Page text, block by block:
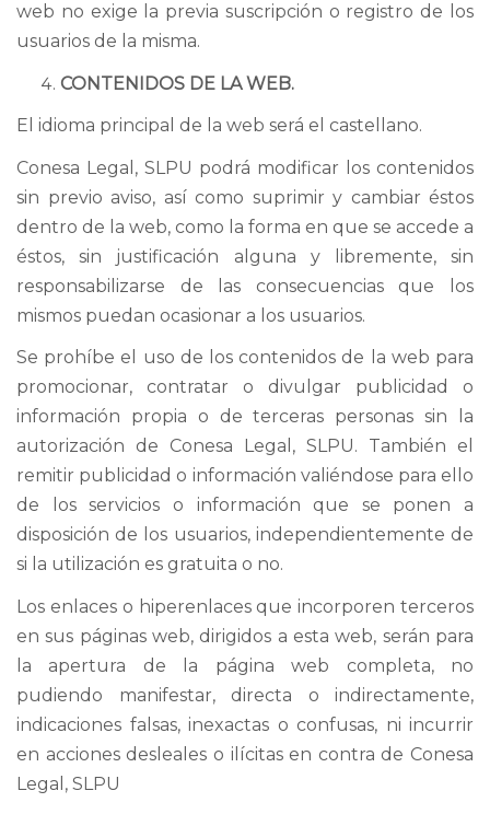
web no exige la previa suscripción o registro de los
usuarios de la misma.
CONTENIDOS DE LA WEB.
El idioma principal de la web será el castellano.
Conesa Legal, SLPU podrá modificar los contenidos
sin previo aviso, así como suprimir y cambiar éstos
dentro de la web, como la forma en que se accede a
éstos, sin justificación alguna y libremente, sin
responsabilizarse de las consecuencias que los
mismos puedan ocasionar a los usuarios.
Se prohíbe el uso de los contenidos de la web para
promocionar, contratar o divulgar publicidad o
información propia o de terceras personas sin la
autorización de Conesa Legal, SLPU. También el
remitir publicidad o información valiéndose para ello
de los servicios o información que se ponen a
disposición de los usuarios, independientemente de
si la utilización es gratuita o no.
Los enlaces o hiperenlaces que incorporen terceros
en sus páginas web, dirigidos a esta web, serán para
la apertura de la página web completa, no
pudiendo manifestar, directa o indirectamente,
indicaciones falsas, inexactas o confusas, ni incurrir
en acciones desleales o ilícitas en contra de Conesa
Legal, SLPU